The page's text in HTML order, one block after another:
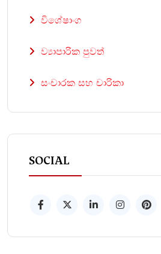
විශේෂාංග
ව්‍යාපාරික පුවත්
සංචාරක සහ චාරිකා
SOCIAL